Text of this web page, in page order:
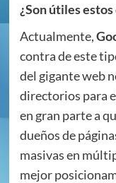
¿Son útiles
Actualmente,
contra de este
del gigante web
directorios para
en gran parte a
dueños de
masivas en
mejor